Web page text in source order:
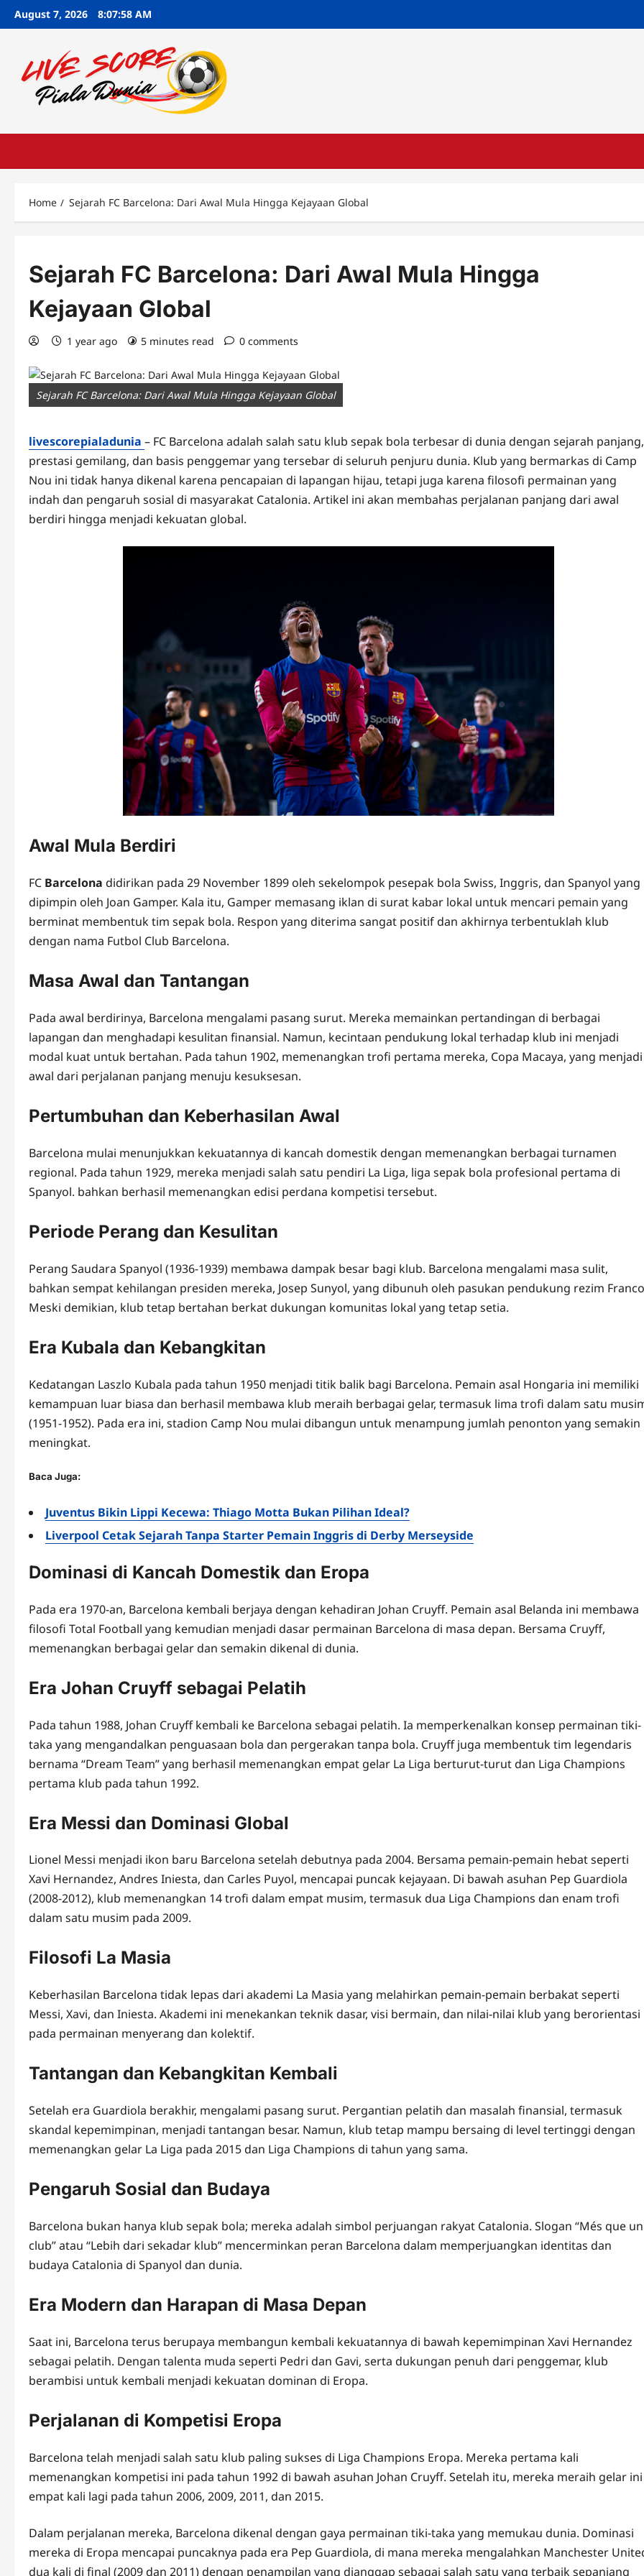
SkipAugust 7, 2026 8:07:59 AM
Home Sejarah FC Barcelona: Dari Awal Mula Hingga Kejayaan Global
Sejarah FC Barcelona: Dari Awal Mula Hingga
Kejayaan Global
1 year ago 5 minutes read 0 comments
Sejarah FC Barcelona: Dari Awal Mula Hingga Kejayaan Global
livescorepialadunia – FC Barcelona adalah salah satu klub sepak bola terbesar di dunia dengan sejarah panjang,
prestasi gemilang, dan basis penggemar yang tersebar di seluruh penjuru dunia. Klub yang bermarkas di Camp
Nou ini tidak hanya dikenal karena pencapaian di lapangan hijau, tetapi juga karena filosofi permainan yang
indah dan pengaruh sosial di masyarakat Catalonia. Artikel ini akan membahas perjalanan panjang dari awal
berdiri hingga menjadi kekuatan global.
Awal Mula Berdiri
FC Barcelona didirikan pada 29 November 1899 oleh sekelompok pesepak bola Swiss, Inggris, dan Spanyol yang
dipimpin oleh Joan Gamper. Kala itu, Gamper memasang iklan di surat kabar lokal untuk mencari pemain yang
berminat membentuk tim sepak bola. Respon yang diterima sangat positif dan akhirnya terbentuklah klub
dengan nama Futbol Club Barcelona.
Masa Awal dan Tantangan
Pada awal berdirinya, Barcelona mengalami pasang surut. Mereka memainkan pertandingan di berbagai
lapangan dan menghadapi kesulitan finansial. Namun, kecintaan pendukung lokal terhadap klub ini menjadi
modal kuat untuk bertahan. Pada tahun 1902, memenangkan trofi pertama mereka, Copa Macaya, yang menjadi
awal dari perjalanan panjang menuju kesuksesan.
Pertumbuhan dan Keberhasilan Awal
Barcelona mulai menunjukkan kekuatannya di kancah domestik dengan memenangkan berbagai turnamen
regional. Pada tahun 1929, mereka menjadi salah satu pendiri La Liga, liga sepak bola profesional pertama di
Spanyol. bahkan berhasil memenangkan edisi perdana kompetisi tersebut.
Periode Perang dan Kesulitan
Perang Saudara Spanyol (1936-1939) membawa dampak besar bagi klub. Barcelona mengalami masa sulit,
bahkan sempat kehilangan presiden mereka, Josep Sunyol, yang dibunuh oleh pasukan pendukung rezim
Meski demikian, klub tetap bertahan berkat dukungan komunitas lokal yang tetap setia.
Era Kubala dan Kebangkitan
Kedatangan Laszlo Kubala pada tahun 1950 menjadi titik balik bagi Barcelona. Pemain asal Hongaria ini memiliki
kemampuan luar biasa dan berhasil membawa klub meraih berbagai gelar, termasuk lima trofi dalam satu
(1951-1952). Pada era ini, stadion Camp Nou mulai dibangun untuk menampung jumlah penonton yang semakin
meningkat.
Baca Juga:
Juventus Bikin Lippi Kecewa: Thiago Motta Bukan Pilihan Ideal?
Liverpool Cetak Sejarah Tanpa Starter Pemain Inggris di Derby Merseyside
Dominasi di Kancah Domestik dan Eropa
Pada era 1970-an, Barcelona kembali berjaya dengan kehadiran Johan Cruyff. Pemain asal Belanda ini membawa
filosofi Total Football yang kemudian menjadi dasar permainan Barcelona di masa depan. Bersama Cruyff,
memenangkan berbagai gelar dan semakin dikenal di dunia.
Era Johan Cruyff sebagai Pelatih
Pada tahun 1988, Johan Cruyff kembali ke Barcelona sebagai pelatih. Ia memperkenalkan konsep permainan tiki-
taka yang mengandalkan penguasaan bola dan pergerakan tanpa bola. Cruyff juga membentuk tim legendaris
bernama “Dream Team” yang berhasil memenangkan empat gelar La Liga berturut-turut dan Liga Champions
pertama klub pada tahun 1992.
Era Messi dan Dominasi Global
Lionel Messi menjadi ikon baru Barcelona setelah debutnya pada 2004. Bersama pemain-pemain hebat seperti
Xavi Hernandez, Andres Iniesta, dan Carles Puyol, mencapai puncak kejayaan. Di bawah asuhan Pep Guardiola
(2008-2012), klub memenangkan 14 trofi dalam empat musim, termasuk dua Liga Champions dan enam trofi
dalam satu musim pada 2009.
Filosofi La Masia
Keberhasilan Barcelona tidak lepas dari akademi La Masia yang melahirkan pemain-pemain berbakat seperti
Messi, Xavi, dan Iniesta. Akademi ini menekankan teknik dasar, visi bermain, dan nilai-nilai klub yang berorientasi
pada permainan menyerang dan kolektif.
Tantangan dan Kebangkitan Kembali
Setelah era Guardiola berakhir, mengalami pasang surut. Pergantian pelatih dan masalah finansial, termasuk
skandal kepemimpinan, menjadi tantangan besar. Namun, klub tetap mampu bersaing di level tertinggi dengan
memenangkan gelar La Liga pada 2015 dan Liga Champions di tahun yang sama.
Pengaruh Sosial dan Budaya
Barcelona bukan hanya klub sepak bola; mereka adalah simbol perjuangan rakyat Catalonia. Slogan “Més que un
club” atau “Lebih dari sekadar klub” mencerminkan peran Barcelona dalam memperjuangkan identitas dan
budaya Catalonia di Spanyol dan dunia.
Era Modern dan Harapan di Masa Depan
Saat ini, Barcelona terus berupaya membangun kembali kekuatannya di bawah kepemimpinan Xavi Hernandez
sebagai pelatih. Dengan talenta muda seperti Pedri dan Gavi, serta dukungan penuh dari penggemar, klub
berambisi untuk kembali menjadi kekuatan dominan di Eropa.
Perjalanan di Kompetisi Eropa
Barcelona telah menjadi salah satu klub paling sukses di Liga Champions Eropa. Mereka pertama kali
memenangkan kompetisi ini pada tahun 1992 di bawah asuhan Johan Cruyff. Setelah itu, mereka meraih gelar ini
empat kali lagi pada tahun 2006, 2009, 2011, dan 2015.
Dalam perjalanan mereka, Barcelona dikenal dengan gaya permainan tiki-taka yang memukau dunia. Dominasi
mereka di Eropa mencapai puncaknya pada era Pep Guardiola, di mana mereka mengalahkan Manchester
dua kali di final (2009 dan 2011) dengan penampilan yang dianggap sebagai salah satu yang terbaik sepanjang